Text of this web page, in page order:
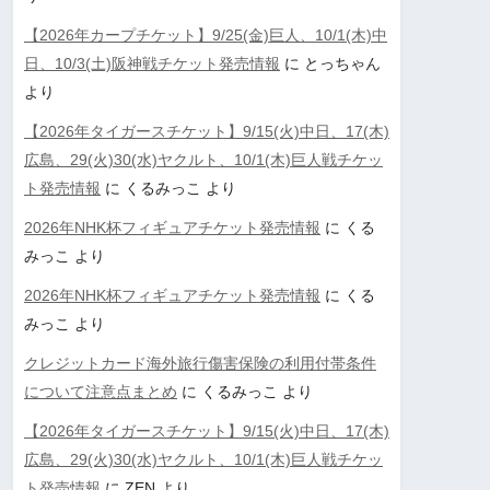
【2026年カープチケット】9/25(金)巨人、10/1(木)中
日、10/3(土)阪神戦チケット発売情報 に とっちゃん
より
【2026年タイガースチケット】9/15(火)中日、17(木)
広島、29(火)30(水)ヤクルト、10/1(木)巨人戦チケッ
ト発売情報 に くるみっこ より
2026年NHK杯フィギュアチケット発売情報 に くる
みっこ より
2026年NHK杯フィギュアチケット発売情報 に くる
みっこ より
クレジットカード海外旅行傷害保険の利用付帯条件
について注意点まとめ に くるみっこ より
【2026年タイガースチケット】9/15(火)中日、17(木)
広島、29(火)30(水)ヤクルト、10/1(木)巨人戦チケッ